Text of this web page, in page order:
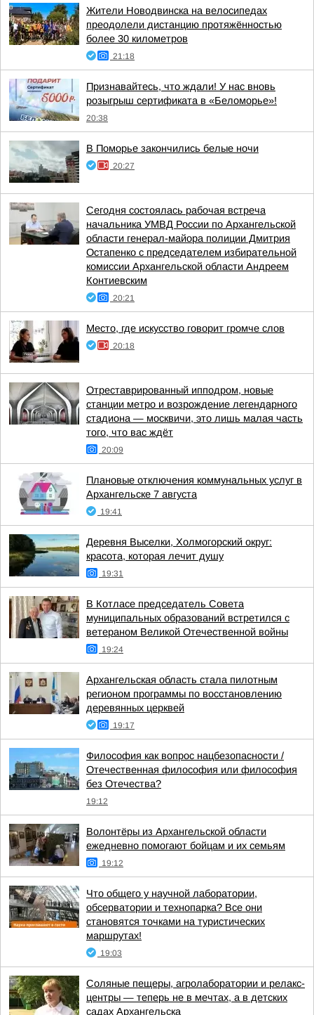
Жители Новодвинска на велосипедах
преодолели дистанцию протяжённостью
более 30 километров
21:18
Признавайтесь, что ждали! У нас вновь
розыгрыш сертификата в «Беломорье»!
20:38
В Поморье закончились белые ночи
20:27
Сегодня состоялась рабочая встреча
начальника УМВД России по Архангельской
области генерал-майора полиции Дмитрия
Остапенко с председателем избирательной
комиссии Архангельской области Андреем
Контиевским
20:21
Место, где искусство говорит громче слов
20:18
Отреставрированный ипподром, новые
станции метро и возрождение легендарного
стадиона — москвичи, это лишь малая часть
того, что вас ждёт
20:09
Плановые отключения коммунальных услуг в
Архангельске 7 августа
19:41
Деревня Выселки, Холмогорский округ:
красота, которая лечит душу
19:31
В Котласе председатель Совета
муниципальных образований встретился с
ветераном Великой Отечественной войны
19:24
Архангельская область стала пилотным
регионом программы по восстановлению
деревянных церквей
19:17
Философия как вопрос нацбезопасности /
Отечественная философия или философия
без Отечества?
19:12
Волонтёры из Архангельской области
ежедневно помогают бойцам и их семьям
19:12
Что общего у научной лаборатории,
обсерватории и технопарка? Все они
становятся точками на туристических
маршрутах!
19:03
Соляные пещеры, агролаборатории и релакс-
центры — теперь не в мечтах, а в детских
садах Архангельска